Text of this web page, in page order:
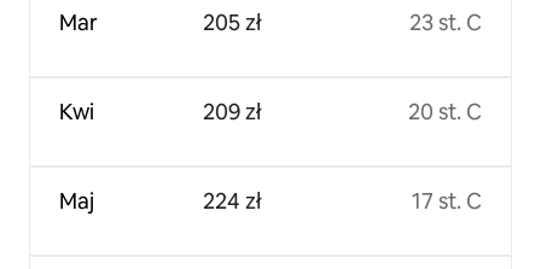
Mar
Kwi
Maj
205 zł
209 zł
224 zł
23 st. C
20 st. C
17 st. C